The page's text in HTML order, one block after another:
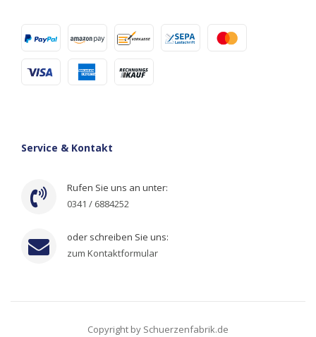
Service & Kontakt
Rufen Sie uns an unter:
0341 / 6884252
oder schreiben Sie uns:
zum Kontaktformular
Copyright by Schuerzenfabrik.de